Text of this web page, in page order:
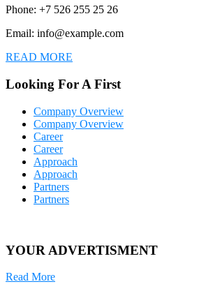
Phone: +7 526 255 25 26
Email: info@example.com
READ MORE
Looking For A First
Company Overview
Company Overview
Career
Career
Approach
Approach
Partners
Partners
YOUR ADVERTISMENT
Read More